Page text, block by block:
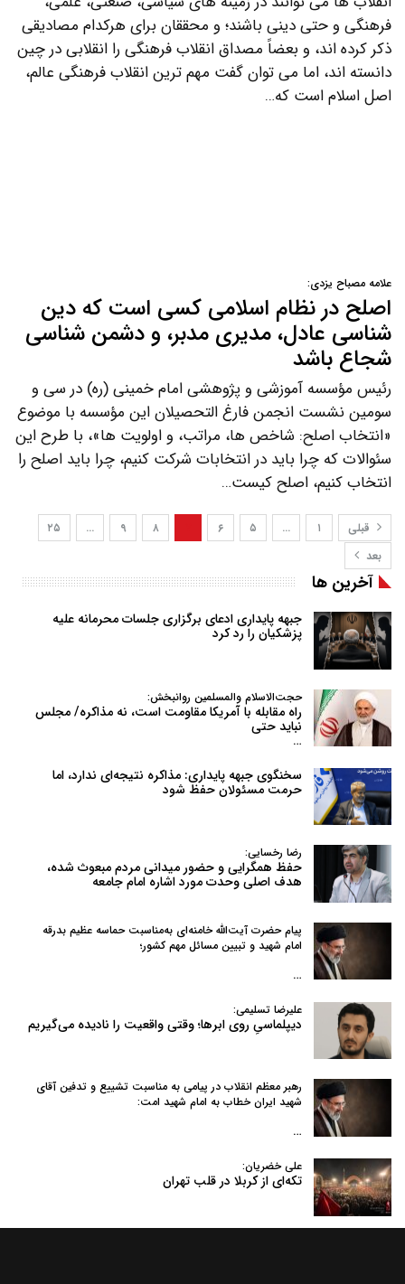
فرهنگی و حتی دینی باشند؛ و محققان برای هرکدام مصادیقی
ذکر کرده اند، و بعضاً مصداق انقلاب فرهنگی را انقلابی در چین
دانسته اند، اما می توان گفت مهم ترین انقلاب فرهنگی عالم،
اصل اسلام است که…
علامه مصباح یزدی:
اصلح در نظام اسلامی کسی است که دین
شناسی عادل، مدیری مدبر، و دشمن شناسی
شجاع باشد
رئیس مؤسسه آموزشی و پژوهشی امام خمینی (ره) در سی و
سومین نشست انجمن فارغ التحصیلان این مؤسسه با موضوع
«انتخاب اصلح: شاخص ها، مراتب، و اولویت ها»، با طرح این
سئوالات که چرا باید در انتخابات شرکت کنیم، چرا باید اصلح را
انتخاب کنیم، اصلح کیست…
قبلی ۱ … ۵ ۶ ۸ ۹ …
۲۵
بعد
آخرین ها
جبهه پایداری ادعای برگزاری جلسات محرمانه علیه
پزشکیان را رد کرد
حجت‌الاسلام والمسلمین روانبخش:
راه مقابله با آمریکا مقاومت است، نه مذاکره/ مجلس
نباید حتی
…
سخنگوی جبهه پایداری: مذاکره نتیجه‌ای ندارد، اما
حرمت مسئولان حفظ شود
رضا رخسایی:
حفظ همگرایی و حضور میدانی مردم مبعوث شده،
هدف اصلی وحدت مورد اشاره امام جامعه
پیام حضرت آیت‌الله خامنه‌ای به‌مناسبت حماسه عظیم بدرقه
امام شهید و تبیین مسائل مهم کشور؛
…
علیرضا تسلیمی:
دیپلماسیِ روی ابرها؛ وقتی واقعیت را نادیده می‌گیریم
رهبر معظم انقلاب در پیامی به‌ مناسبت تشییع و تدفین آقای
شهید ایران خطاب به امام شهید امت:
…
علی خضریان:
تکه‌ای از کربلا در قلب تهران